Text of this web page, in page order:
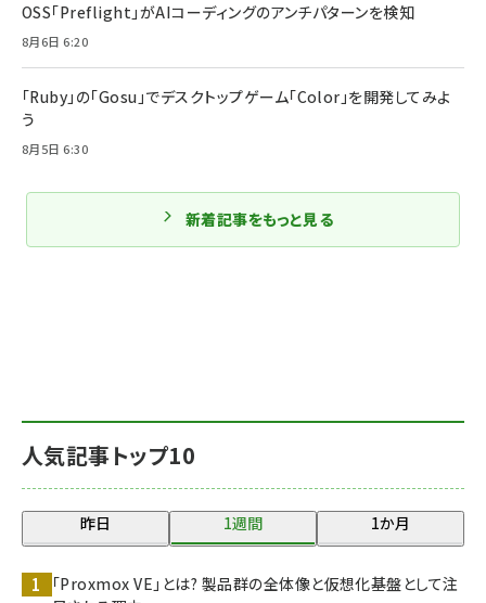
人気記事トップ10
昨日 1週間 1か月
「Proxmox VE」とは? 製品群の全体像と仮想化基盤として注
OSS「Preflight」がAIコーディングのアンチパターンを検知
8月6日 6:20
「Ruby」の「Gosu」でデスクトップゲーム「Color」を開発してみよ
う
8月5日 6:30
新着記事をもっと見る